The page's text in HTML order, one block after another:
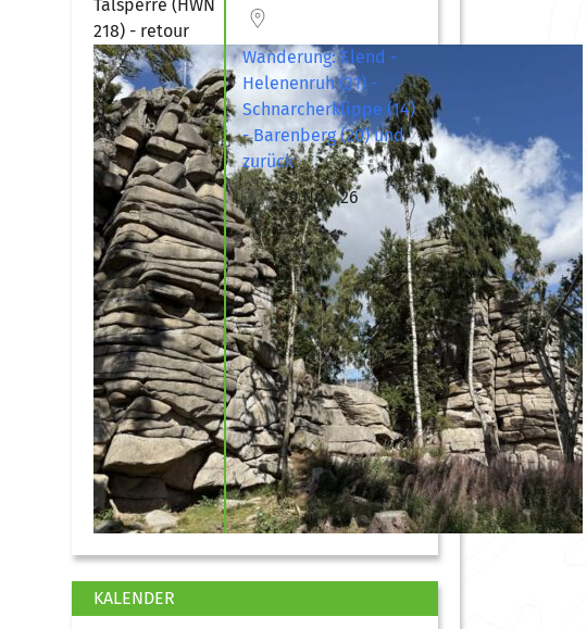
Wanderung: Elend -
Helenenruh (21) -
Schnarcherklippe (14)
- Barenberg (20) und
zurück
29 Nov. 26
KALENDER